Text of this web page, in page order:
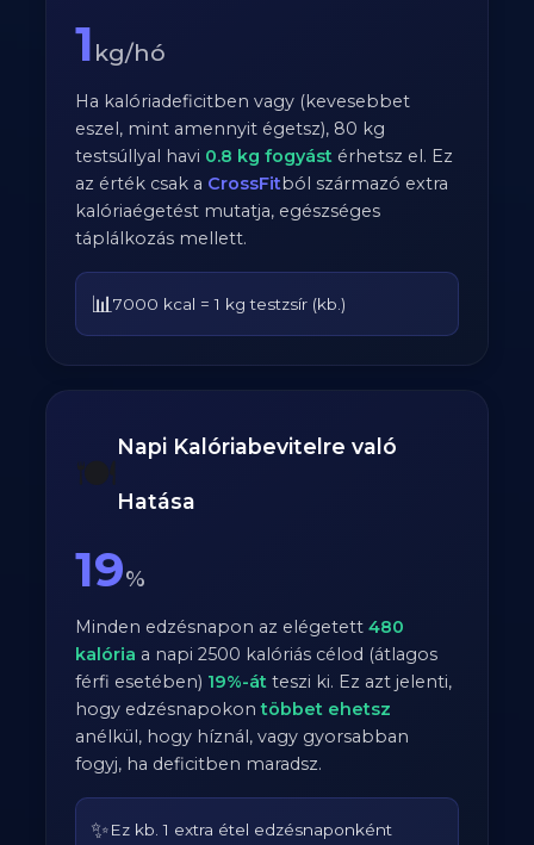
1 kg/hó
Ha kalóriadeficitben vagy (kevesebbet
eszel, mint amennyit égetsz), 80 kg
testsúllyal havi 0.8 kg fogyást érhetsz el. Ez
az érték csak a CrossFitból származó extra
kalóriaégetést mutatja, egészséges
táplálkozás mellett.
📊7000 kcal = 1 kg testzsír (kb.)
🍽️
Napi Kalóriabevitelre való
Hatása
19%
Minden edzésnapon az elégetett480
kalória a napi2500 kalóriás célod (átlagos
férfi esetében) 19%-át teszi ki. Ez azt jelenti,
hogy edzésnapokontöbbet ehetsz
anélkül, hogy híznál, vagy gyorsabban
fogyj, ha deficitben maradsz.
✨Ez kb. 1 extra étel edzésnaponként